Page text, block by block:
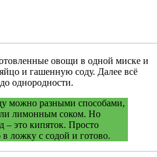
овощи в одной миске и
и гашенную соду. Далее всё
однородности.
можно разными способами,
лимонным соком. Но
– это кипяток. Просто
в ложку с содой и готово.